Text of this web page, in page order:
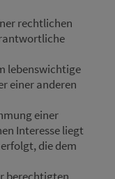
rechtlichen
lebenswichtige
einer anderen
einer
Interesse liegt
die dem